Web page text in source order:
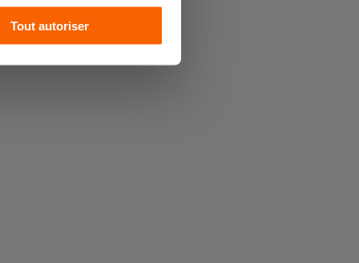
Tout autoriser